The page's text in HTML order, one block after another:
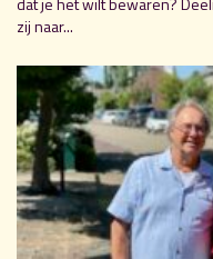
zij naar...